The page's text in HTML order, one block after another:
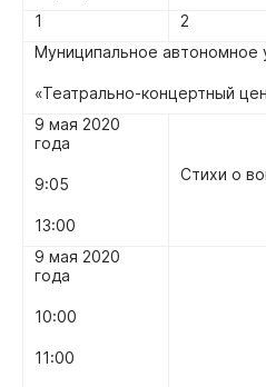
1 2
Муниципальное автономное
«Театрально-концертный
9 мая 2020
года
9:05
13:00
Стихи о
9 мая 2020
года
10:00
11:00